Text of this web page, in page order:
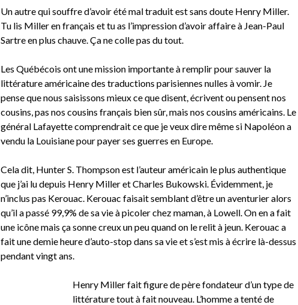
Un autre qui souffre d’avoir été mal traduit est sans doute Henry Miller.
Tu lis Miller en français et tu as l’impression d’avoir affaire à Jean-Paul
Sartre en plus chauve. Ça ne colle pas du tout.
Les Québécois ont une mission importante à remplir pour sauver la
littérature américaine des traductions parisiennes nulles à vomir. Je
pense que nous saisissons mieux ce que disent, écrivent ou pensent nos
cousins, pas nos cousins français bien sûr, mais nos cousins américains. Le
général Lafayette comprendrait ce que je veux dire même si Napoléon a
vendu la Louisiane pour payer ses guerres en Europe.
Cela dit, Hunter S. Thompson est l’auteur américain le plus authentique
que j’ai lu depuis Henry Miller et Charles Bukowski. Évidemment, je
n’inclus pas Kerouac. Kerouac faisait semblant d’être un aventurier alors
qu’il a passé 99,9% de sa vie à picoler chez maman, à Lowell. On en a fait
une icône mais ça sonne creux un peu quand on le relit à jeun. Kerouac a
fait une demie heure d’auto-stop dans sa vie et s’est mis à écrire là-dessus
pendant vingt ans.
Henry Miller fait figure de père fondateur d’un type de
littérature tout à fait nouveau. L’homme a tenté de